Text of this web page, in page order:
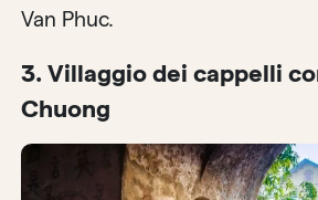
Van Phuc.
3.Villaggio dei cappelli
Chuong